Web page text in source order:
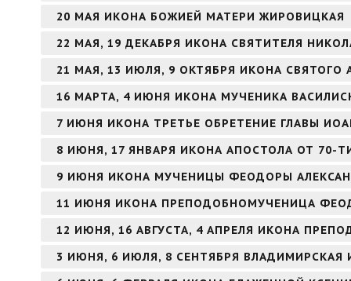
20 МАЯ ИКОНА БОЖИЕЙ МАТЕРИ ЖИРОВИЦКАЯ
22 МАЯ, 19 ДЕКАБРЯ ИКОНА СВЯТИТЕЛЯ
21 МАЯ, 13 ИЮЛЯ, 9 ОКТЯБРЯ ИКОНА
16 МАРТА, 4 ИЮНЯ ИКОНА МУЧЕНИКА
7 ИЮНЯ ИКОНА ТРЕТЬЕ ОБРЕТЕНИЕ ГЛАВЫ
8 ИЮНЯ, 17 ЯНВАРЯ ИКОНА АПОСТОЛА ОТ 70-
9 ИЮНЯ ИКОНА МУЧЕНИЦЫ ФЕОДОРЫ
11 ИЮНЯ ИКОНА ПРЕПОДОБНОМУЧЕНИЦА
12 ИЮНЯ, 16 АВГУСТА, 4 АПРЕЛЯ ИКОНА
3 ИЮНЯ, 6 ИЮЛЯ, 8 СЕНТЯБРЯ